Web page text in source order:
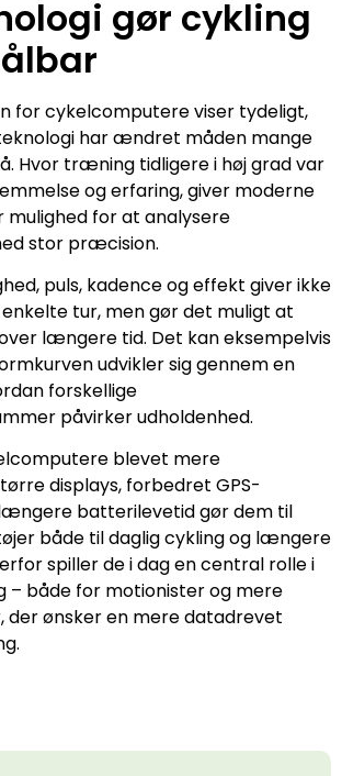
gør cykling
for cykelcomputere viser tydeligt,
har ændret måden mange
Hvor træning tidligere i høj grad var
og erfaring, giver moderne
mulighed for at analysere
stor præcision.
puls, kadence og effekt giver ikke
enkelte tur, men gør det muligt at
længere tid. Det kan eksempelvis
udvikler sig gennem en
forskellige
påvirker udholdenhed.
blevet mere
displays, forbedret GPS-
batterilevetid gør dem til
både til daglig cykling og længere
spiller de i dag en central rolle i
– både for motionister og mere
der ønsker en mere datadrevet